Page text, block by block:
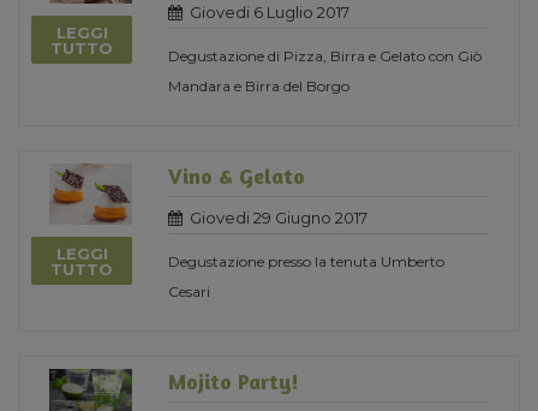
LEGGI
TUTTO
Giovedi 6 Luglio 2017
Degustazione di Pizza, Birra e Gelato con Giò
Mandara e Birra del Borgo
LEGGI
TUTTO
Vino & Gelato
Giovedi 29 Giugno 2017
Degustazione presso la tenuta Umberto
Cesari
Mojito Party!